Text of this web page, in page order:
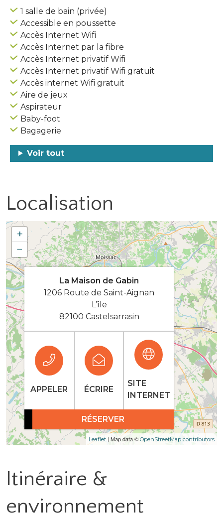
1 salle de bain (privée)
Accessible en poussette
Accès Internet Wifi
Accès Internet par la fibre
Accès Internet privatif Wifi
Accès Internet privatif Wifi gratuit
Accès internet Wifi gratuit
Aire de jeux
Aspirateur
Baby-foot
Bagagerie
Voir tout
Localisation
+
−
Leaflet | Map data © OpenStreetMap contributors
La Maison de Gabin
1206 Route de Saint-Aignan
L’île
82100 Castelsarrasin
APPELER ÉCRIRE
SITE
INTERNET
RÉSERVER
Itinéraire &
environnement